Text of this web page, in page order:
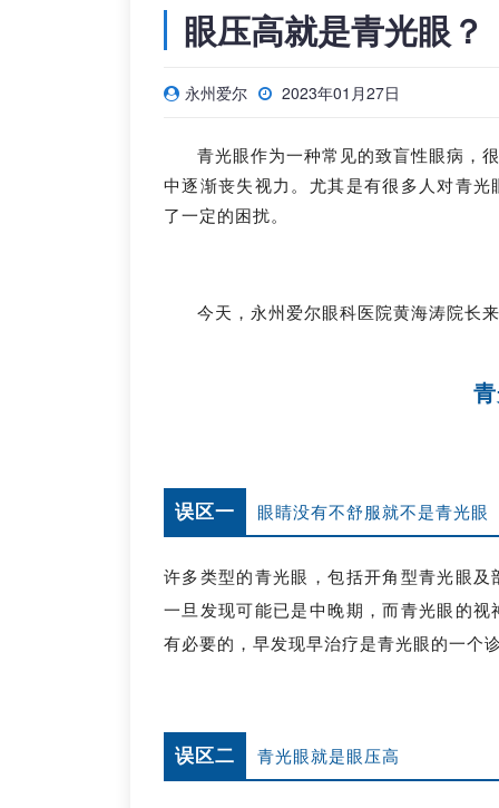
眼压高就是青光眼？
永州爱尔 2023年01月27日
青光眼作为一种常见的致盲性眼病，
中逐渐丧失视力。尤其是有很多人对青
了一定的困扰。
今天，永州爱尔眼科医院黄海涛院长来
误区一 眼睛没有不舒服就不是青光眼
许多类型的青光眼，包括开角型青光眼
一旦发现可能已是中晚期，而青光眼的
有必要的，早发现早治疗是青光眼的一个
误区二 青光眼就是眼压高